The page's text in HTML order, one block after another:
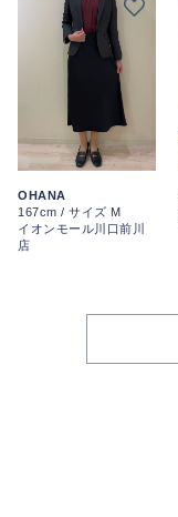
OHANA
167cm / サイズ M
イオンモール川口前川
店